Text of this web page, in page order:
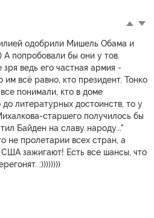
одобрили Мишель Обама и
А попробовали бы они у тов.
ведь его частная армия -
им всё равно, кто президент. Тонко
понимали, кто в доме
до литературных достоинств, то у
старшего получилось бы
Байден на славу народу..."
не пролетарии всех стран, а
США зажигают! Есть все шансы, что
:))))))))